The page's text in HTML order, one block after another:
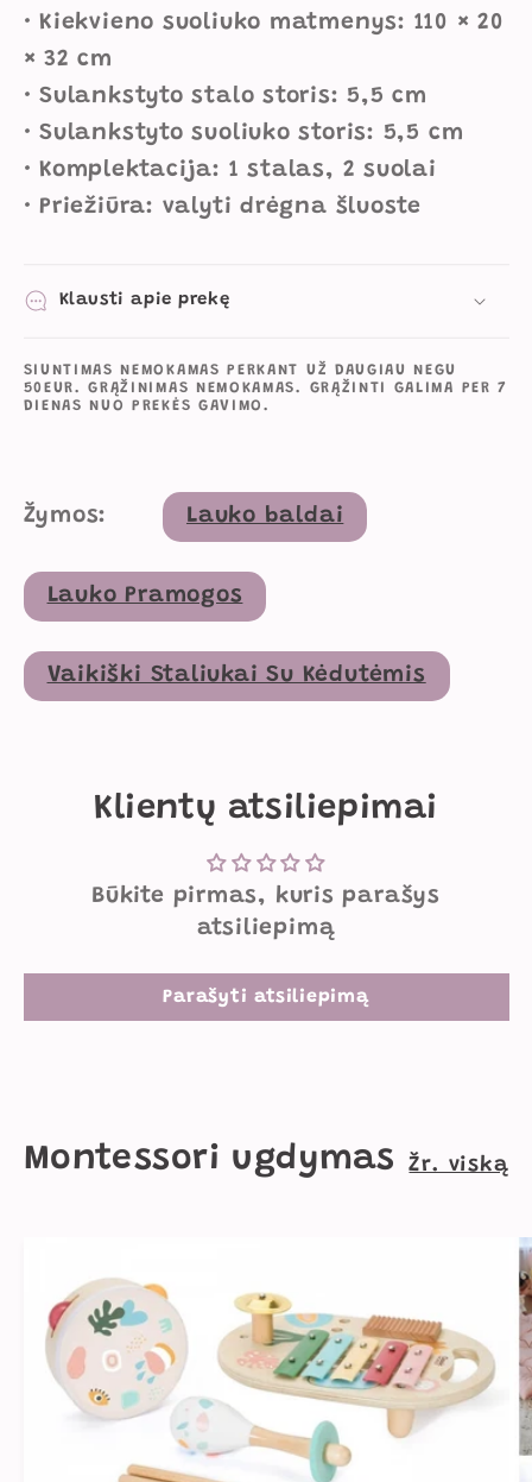
• Kiekvieno suoliuko matmenys: 110 × 20
× 32 cm
• Sulankstyto stalo storis: 5,5 cm
• Sulankstyto suoliuko storis: 5,5 cm
• Komplektacija: 1 stalas, 2 suolai
• Priežiūra: valyti drėgna šluoste
Klausti apie prekę
SIUNTIMAS NEMOKAMAS PERKANT UŽ DAUGIAU NEGU
50EUR. GRĄŽINIMAS NEMOKAMAS. GRĄŽINTI GALIMA PER 7
DIENAS NUO PREKĖS GAVIMO.
Žymos: Lauko baldai
Lauko Pramogos
Vaikiški Staliukai Su Kėdutėmis
Klientų atsiliepimai
Būkite pirmas, kuris parašys
atsiliepimą
Parašyti atsiliepimą
Montessori ugdymas Žr. viską